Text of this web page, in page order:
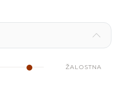
ŽALOSTNA